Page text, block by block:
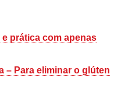
prática com apenas
– Para eliminar o glúten